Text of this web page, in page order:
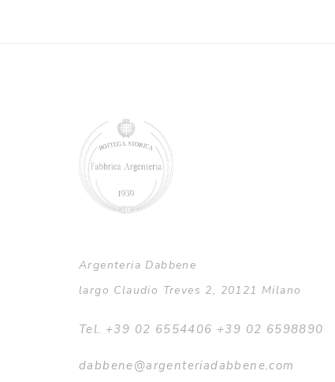
Argenteria Dabbene
largo Claudio Treves 2, 20121 Milano
Tel. +39 02 6554406 +39 02 6598890
dabbene@argenteriadabbene.com